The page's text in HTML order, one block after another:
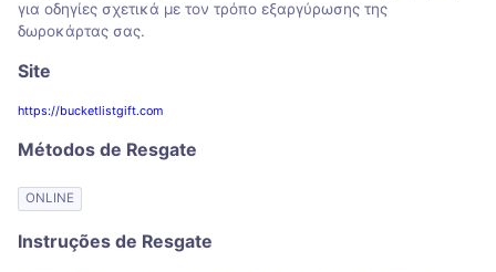
για οδηγίες σχετικά με τον τρόπο εξαργύρωσης της
δωροκάρτας σας.
Site
https://bucketlistgift.com
Métodos de Resgate
ONLINE
Instruções de Resgate